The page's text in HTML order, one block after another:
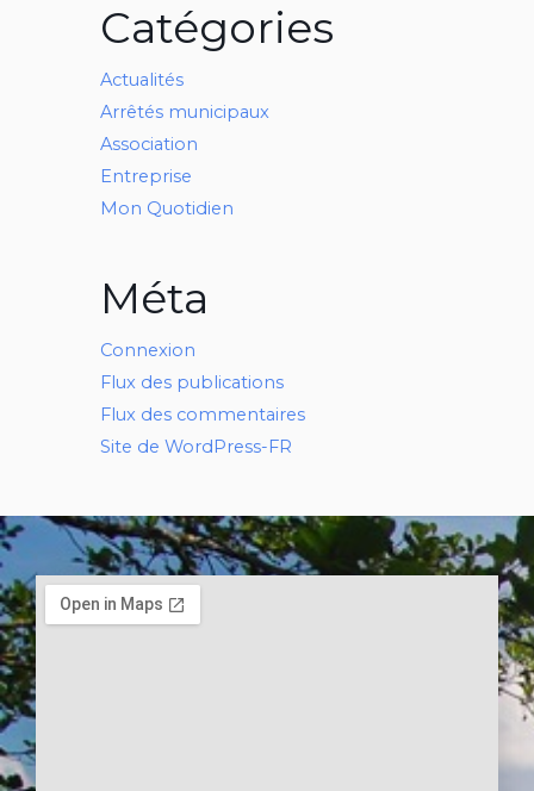
Catégories
Actualités
Arrêtés municipaux
Association
Entreprise
Mon Quotidien
Méta
Connexion
Flux des publications
Flux des commentaires
Site de WordPress-FR